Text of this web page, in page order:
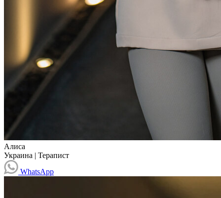
Алиса
Украина | Терапист
WhatsApp